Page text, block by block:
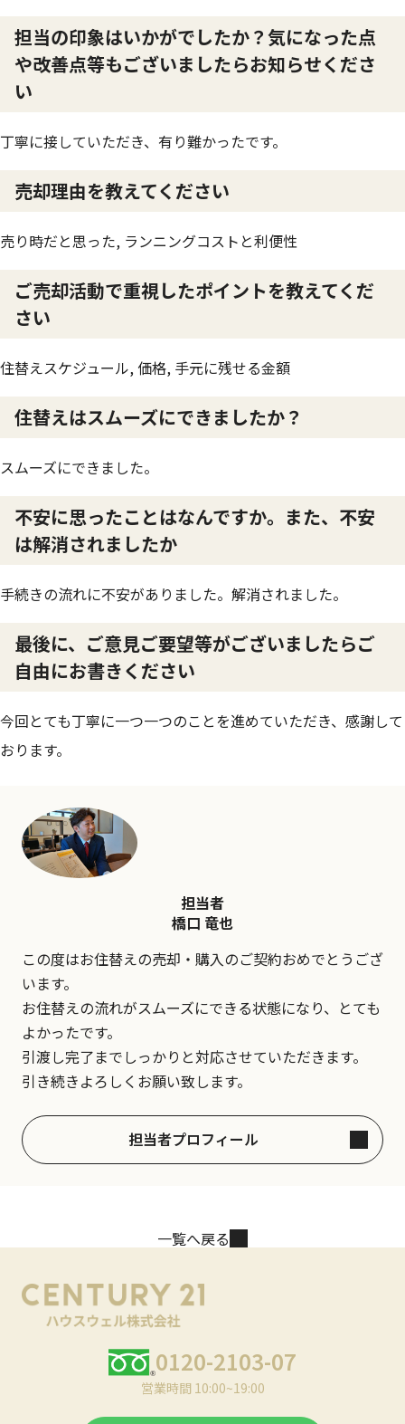
担当の印象はいかがでしたか？気になった点
や改善点等もございましたらお知らせくださ
い
丁寧に接していただき、有り難かったです。
売却理由を教えてください
売り時だと思った, ランニングコストと利便性
ご売却活動で重視したポイントを教えてくだ
さい
住替えスケジュール, 価格, 手元に残せる金額
住替えはスムーズにできましたか？
スムーズにできました。
不安に思ったことはなんですか。また、不安
は解消されましたか
手続きの流れに不安がありました。解消されました。
最後に、ご意見ご要望等がございましたらご
自由にお書きください
今回とても丁寧に一つ一つのことを進めていただき、感謝して
おります。
担当者
橋口 竜也
この度はお住替えの売却・購入のご契約おめでとうござ
います。
お住替えの流れがスムーズにできる状態になり、とても
よかったです。
引渡し完了までしっかりと対応させていただきます。
引き続きよろしくお願い致します。
担当者プロフィール
一覧へ戻る
0120-2103-07
営業時間 10:00~19:00